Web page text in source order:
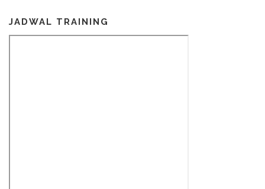
JADWAL TRAINING